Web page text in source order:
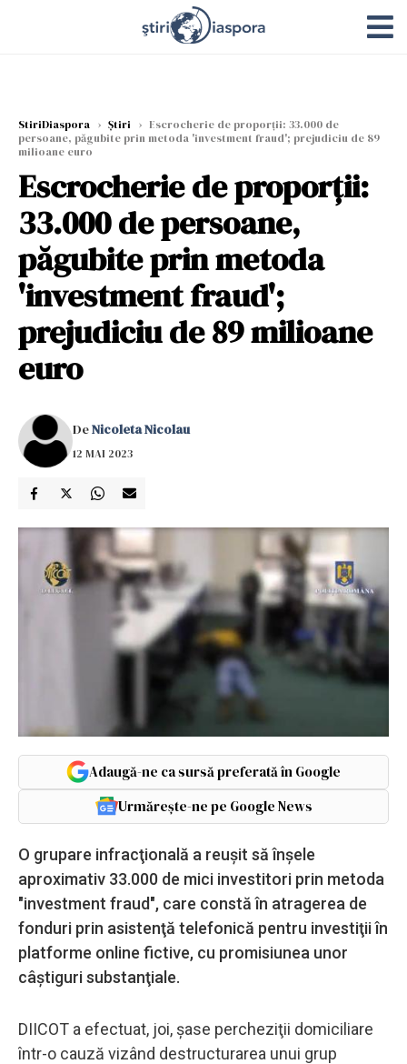
StiriDiaspora › Știri › Escrocherie de proporții: 33.000 de
persoane, păgubite prin metoda 'investment fraud'; prejudiciu de 89
milioane euro
Escrocherie de proporții:
33.000 de persoane,
păgubite prin metoda
'investment fraud';
prejudiciu de 89 milioane
euro
DeNicoleta Nicolau
12 MAI 2023
Adaugă-ne ca sursă preferată în Google
Urmărește-ne pe Google News
O grupare infracţională a reuşit să înşele
aproximativ 33.000 de mici investitori prin metoda
"investment fraud", care constă în atragerea de
fonduri prin asistenţă telefonică pentru investiţii în
platforme online fictive, cu promisiunea unor
câştiguri substanţiale.
DIICOT a efectuat, joi, şase percheziţii domiciliare
într-o cauză vizând destructurarea unui grup